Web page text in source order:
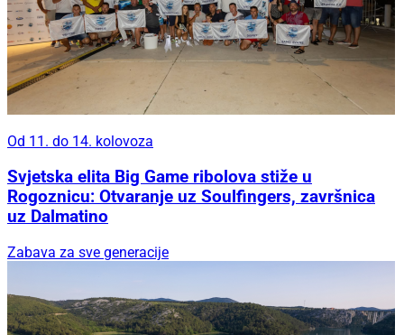
Od 11. do 14. kolovoza
Svjetska elita Big Game ribolova stiže u
Rogoznicu: Otvaranje uz Soulfingers, završnica
uz Dalmatino
Zabava za sve generacije